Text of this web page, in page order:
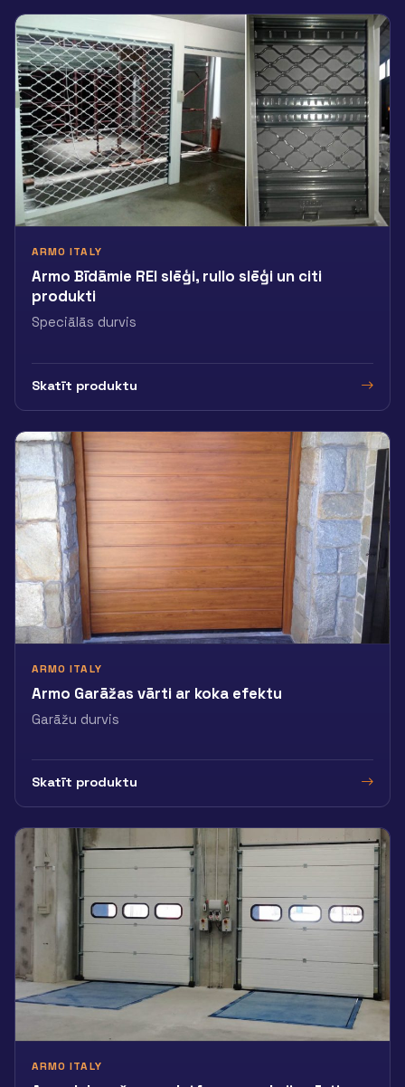
ARMO ITALY
Armo Bīdāmie REI slēģi, rullo slēģi un citi
produkti
Speciālās durvis
Skatīt produktu
ARMO ITALY
Armo Garāžas vārti ar koka efektu
Garāžu durvis
Skatīt produktu
ARMO ITALY